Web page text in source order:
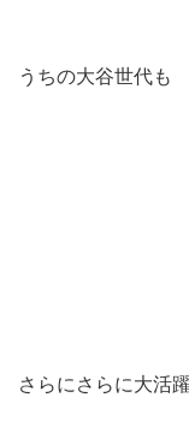
うちの大谷世代も
さらにさらに大活